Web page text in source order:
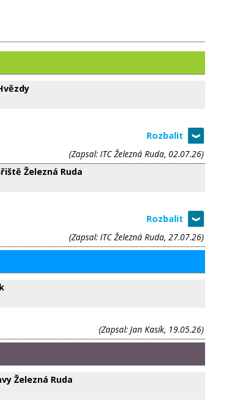
(Zapsal: ITC Železná Ruda, 02.07.26)
Železná Ruda
(Zapsal: ITC Železná Ruda, 27.07.26)
(Zapsal: Jan Kasík, 19.05.26)
Železná Ruda